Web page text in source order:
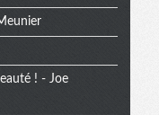
! - Joe